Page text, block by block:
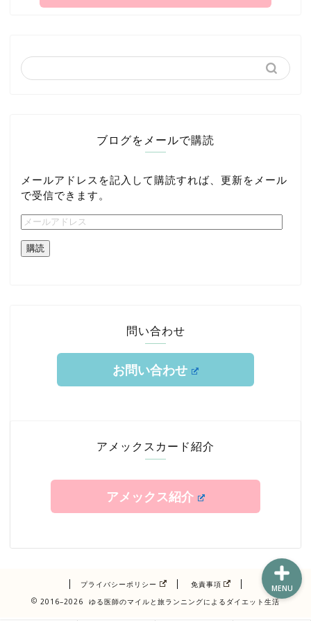
ブログをメールで購読
メールアドレスを記入して購読すれば、更新をメール
で受信できます。
購読
問い合わせ
お問い合わせ
アメックスカード紹介
アメックス紹介
プライバシーポリシー
免責事項
2016–2026 ゆる医師のマイルと旅ランニングによるダイエット生活
MENU
エアライン修行